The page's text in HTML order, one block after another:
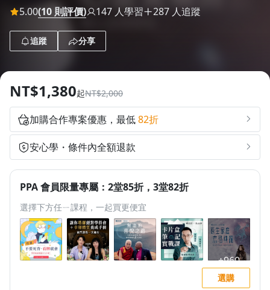
5.00(10 則評價) 147 人學習 287 人追蹤
追蹤 分享
NT$1,380起NT$2,000
加購合作專案優惠，最低82折
安心學・條件內全額退款
PPA 會員限量專屬：2堂85折，3堂82折
選擇下方任ㄧ課程，一起買更便宜
選購
1.5x
1.25x